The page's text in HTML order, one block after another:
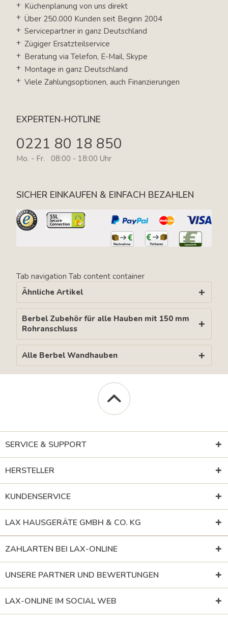
Küchenplanung von uns direkt
Über 250.000 Kunden seit Beginn 2004
Servicepartner in ganz Deutschland
Zügiger Ersatzteilservice
Beratung via Telefon, E-Mail, Skype
Montage in ganz Deutschland
Viele Zahlungsoptionen, auch Finanzierungen
EXPERTEN-HOTLINE
0221 80 18 850
Mo. - Fr. 08:00 - 18:00 Uhr
SICHER EINKAUFEN & EINFACH BEZAHLEN
Tab navigation Tab content container
Ähnliche Artikel
Berbel Zubehör für alle Hauben mit 150 mm
Rohranschluss
Alle Berbel Wandhauben
SERVICE & SUPPORT
HERSTELLER
KUNDENSERVICE
LAX HAUSGERÄTE GMBH & CO. KG
ZAHLARTEN BEI LAX-ONLINE
UNSERE PARTNER UND BEWERTUNGEN
LAX-ONLINE IM SOCIAL WEB